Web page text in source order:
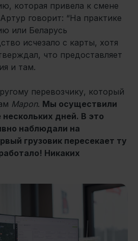
которая привела к смене
говорит: “На практике
или Беларусь
исчезало с карты, хотя
что предоставляет
и там.
перевозчику, который
Mapon. Мы осуществили
дней. В это
наблюдали на
грузовик пересекает ту
Никаких